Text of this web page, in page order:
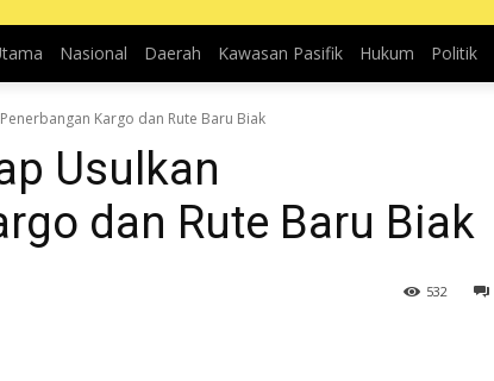
Nasional Daerah Kawasan Pasifik Hukum Politik
Kargo dan Rute Baru Biak
Usulkan
dan Rute Baru Biak
532